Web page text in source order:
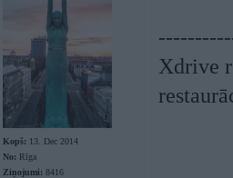
Kopš: 13. Dec 2014
No: Rīga
Ziņojumi: 8416
Xdrive